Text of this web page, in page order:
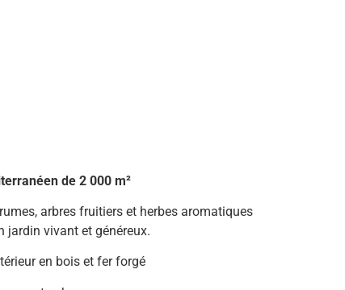
de 2 000 m²
arbres fruitiers et herbes aromatiques
jardin vivant et généreux.
en bois et fer forgé